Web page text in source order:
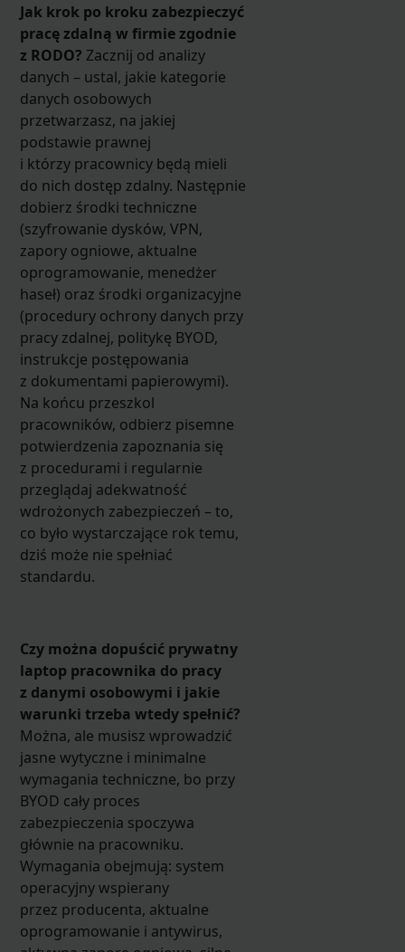
Jak krok po kroku zabezpieczyć
pracę zdalną w firmie zgodnie
z RODO? Zacznij od analizy
danych – ustal, jakie kategorie
danych osobowych
przetwarzasz, na jakiej
podstawie prawnej
i którzy pracownicy będą mieli
do nich dostęp zdalny. Następnie
dobierz środki techniczne
(szyfrowanie dysków, VPN,
zapory ogniowe, aktualne
oprogramowanie, menedżer
haseł) oraz środki organizacyjne
(procedury ochrony danych przy
pracy zdalnej, politykę BYOD,
instrukcje postępowania
z dokumentami papierowymi).
Na końcu przeszkol
pracowników, odbierz pisemne
potwierdzenia zapoznania się
z procedurami i regularnie
przeglądaj adekwatność
wdrożonych zabezpieczeń – to,
co było wystarczające rok temu,
dziś może nie spełniać
standardu.
Czy można dopuścić prywatny
laptop pracownika do pracy
z danymi osobowymi i jakie
warunki trzeba wtedy spełnić?
Można, ale musisz wprowadzić
jasne wytyczne i minimalne
wymagania techniczne, bo przy
BYOD cały proces
zabezpieczenia spoczywa
głównie na pracowniku.
Wymagania obejmują: system
operacyjny wspierany
przez producenta, aktualne
oprogramowanie i antywirus,